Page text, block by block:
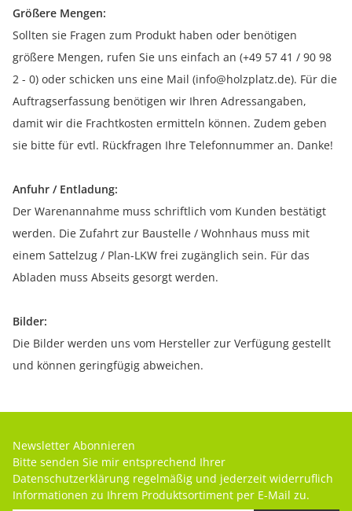
Größere Mengen:
Sollten sie Fragen zum Produkt haben oder benötigen
größere Mengen, rufen Sie uns einfach an (+49 57 41 / 90 98
2 - 0) oder schicken uns eine Mail (info@holzplatz.de). Für die
Auftragserfassung benötigen wir Ihren Adressangaben,
damit wir die Frachtkosten ermitteln können. Zudem geben
sie bitte für evtl. Rückfragen Ihre Telefonnummer an. Danke!
Anfuhr / Entladung:
Der Warenannahme muss schriftlich vom Kunden bestätigt
werden. Die Zufahrt zur Baustelle / Wohnhaus muss mit
einem Sattelzug / Plan-LKW frei zugänglich sein. Für das
Abladen muss Abseits gesorgt werden.
Bilder:
Die Bilder werden uns vom Hersteller zur Verfügung gestellt
und können geringfügig abweichen.
Newsletter Abonnieren
Bitte senden Sie mir entsprechend Ihrer
Datenschutzerklärung regelmäßig und jederzeit widerruflich
Informationen zu Ihrem Produktsortiment per E-Mail zu.